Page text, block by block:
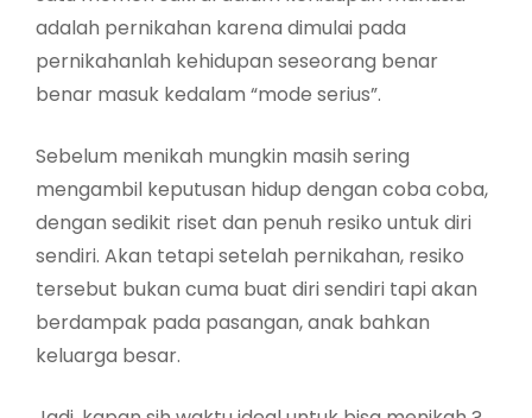
adalah pernikahan karena dimulai pada
pernikahanlah kehidupan seseorang benar
benar masuk kedalam “mode serius”.
Sebelum menikah mungkin masih sering
mengambil keputusan hidup dengan coba coba,
dengan sedikit riset dan penuh resiko untuk diri
sendiri. Akan tetapi setelah pernikahan, resiko
tersebut bukan cuma buat diri sendiri tapi akan
berdampak pada pasangan, anak bahkan
keluarga besar.